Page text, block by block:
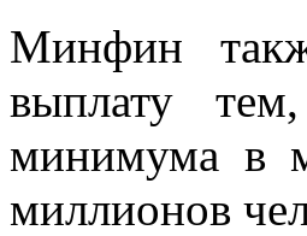
Минфин
выплату
минимума в
миллионов